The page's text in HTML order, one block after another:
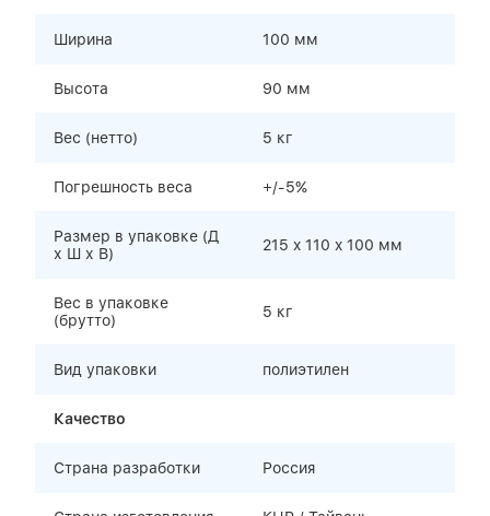
Ширина 100 мм
Высота 90 мм
Вес (нетто) 5 кг
Погрешность веса +/-5%
Размер в упаковке (Д
х Ш х В)
215 x 110 x 100 мм
Вес в упаковке
(брутто)
5 кг
Вид упаковки полиэтилен
Качество
Страна разработки Россия